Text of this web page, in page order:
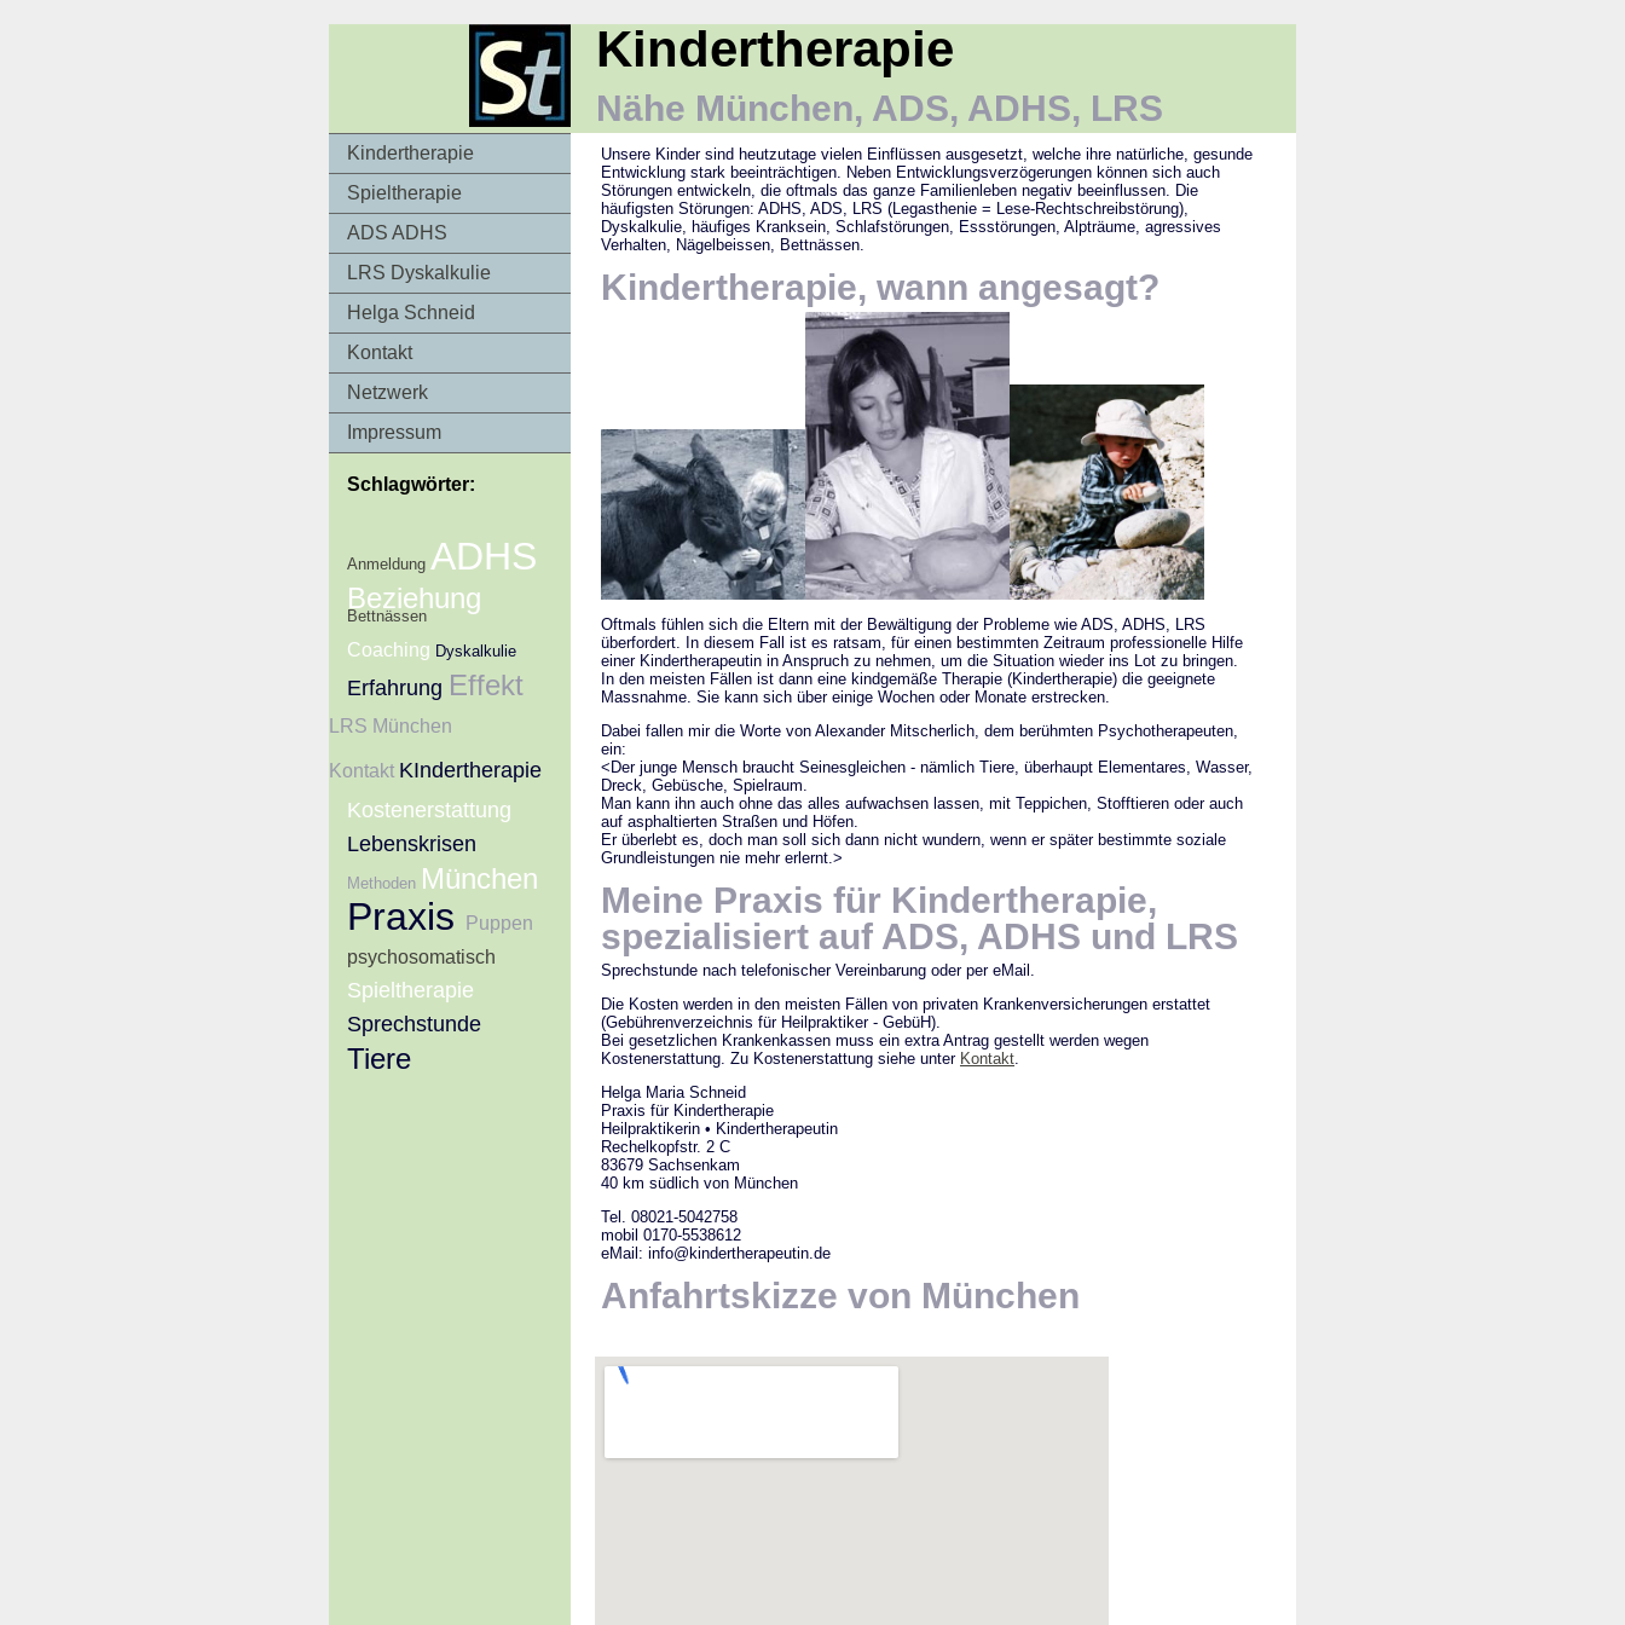
Kindertherapie
Nähe München, ADS, ADHS, LRS
Kindertherapie
Spieltherapie
ADS ADHS
LRS Dyskalkulie
Helga Schneid
Kontakt
Netzwerk
Impressum
Schlagwörter:
Anmeldung ADHS
Beziehung
Bettnässen
Coaching Dyskalkulie
Erfahrung Effekt
LRS München
Kontakt KIndertherapie
Kostenerstattung
Lebenskrisen
Methoden München
Praxis
Puppen
psychosomatisch
Spieltherapie
Sprechstunde
Tiere
Unsere Kinder sind heutzutage vielen Einflüssen ausgesetzt, welche ihre natürliche, gesunde
Entwicklung stark beeinträchtigen. Neben Entwicklungsverzögerungen können sich auch
Störungen entwickeln, die oftmals das ganze Familienleben negativ beeinflussen. Die
häufigsten Störungen: ADHS, ADS, LRS (Legasthenie = Lese-Rechtschreibstörung),
Dyskalkulie, häufiges Kranksein, Schlafstörungen, Essstörungen, Alpträume, agressives
Verhalten, Nägelbeissen, Bettnässen.
Kindertherapie, wann angesagt?
Oftmals fühlen sich die Eltern mit der Bewältigung der Probleme wie ADS, ADHS, LRS
überfordert. In diesem Fall ist es ratsam, für einen bestimmten Zeitraum professionelle Hilfe
einer Kindertherapeutin in Anspruch zu nehmen, um die Situation wieder ins Lot zu bringen.
In den meisten Fällen ist dann eine kindgemäße Therapie (Kindertherapie) die geeignete
Massnahme. Sie kann sich über einige Wochen oder Monate erstrecken.
Dabei fallen mir die Worte von Alexander Mitscherlich, dem berühmten Psychotherapeuten,
ein:
<Der junge Mensch braucht Seinesgleichen - nämlich Tiere, überhaupt Elementares, Wasser,
Dreck, Gebüsche, Spielraum.
Man kann ihn auch ohne das alles aufwachsen lassen, mit Teppichen, Stofftieren oder auch
auf asphaltierten Straßen und Höfen.
Er überlebt es, doch man soll sich dann nicht wundern, wenn er später bestimmte soziale
Grundleistungen nie mehr erlernt.>
Meine Praxis für Kindertherapie,
spezialisiert auf ADS, ADHS und LRS
Sprechstunde nach telefonischer Vereinbarung oder per eMail.
Die Kosten werden in den meisten Fällen von privaten Krankenversicherungen erstattet
(Gebührenverzeichnis für Heilpraktiker - GebüH).
Bei gesetzlichen Krankenkassen muss ein extra Antrag gestellt werden wegen
Kostenerstattung. Zu Kostenerstattung siehe unter Kontakt
Helga Maria Schneid
Praxis für Kindertherapie
Heilpraktikerin • Kindertherapeutin
Rechelkopfstr. 2 C
83679 Sachsenkam
40 km südlich von München
Tel. 08021-5042758
mobil 0170-5538612
eMail: info@kindertherapeutin.de
Anfahrtskizze von München